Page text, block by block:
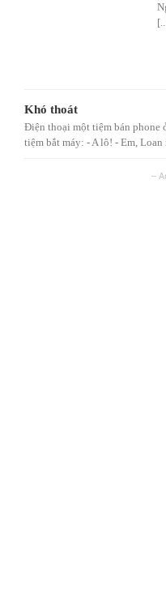
Khó thoát
Điện thoại một tiệm bán phone
tiệm bắt máy: - A lô! - Em, Loan